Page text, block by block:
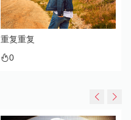
重复重复
0